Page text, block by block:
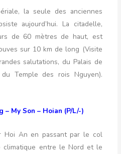
la seule des anciennes
aujourd’hui. La citadelle,
de 60 mètres de haut, est
sur 10 km de long (Visite
salutations, du Palais de
du Temple des rois Nguyen).
– My Son – Hoian (P/L/-)
Hoi An en passant par le col
climatique entre le Nord et le